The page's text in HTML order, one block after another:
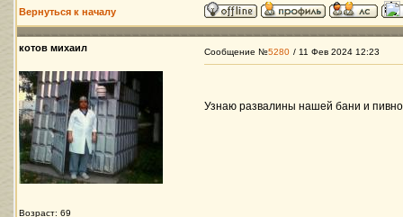
Вернуться к началу
котов михаил
Возраст: 69
Сообщение №5280 / 11 Фев 2024 12:23
Узнаю развалины нашей бани и